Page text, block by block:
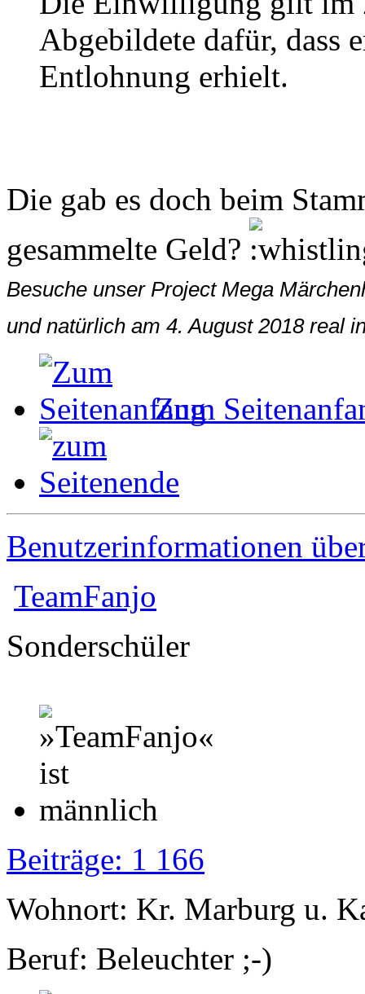
Abgebildete dafür, dass
Entlohnung erhielt.
Die gab es doch beim
gesammelte Geld?
Besuche unser Project Mega
und natürlich am 4. August 2018 real
Zum
Benutzerinformationen
TeamFanjo
Sonderschüler
Beiträge: 1 166
Wohnort: Kr. Marburg u.
Beruf: Beleuchter ;-)